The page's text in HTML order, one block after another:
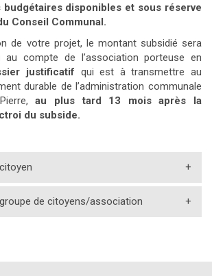
disponibles et sous réserve
Conseil Communal.
de votre projet, le montant subsidié sera
compte de l’association porteuse en
justificatif qui est à transmettre au
durable de l’administration communale
au plus tard 13 mois après la
du subside.
+
de citoyens/association +